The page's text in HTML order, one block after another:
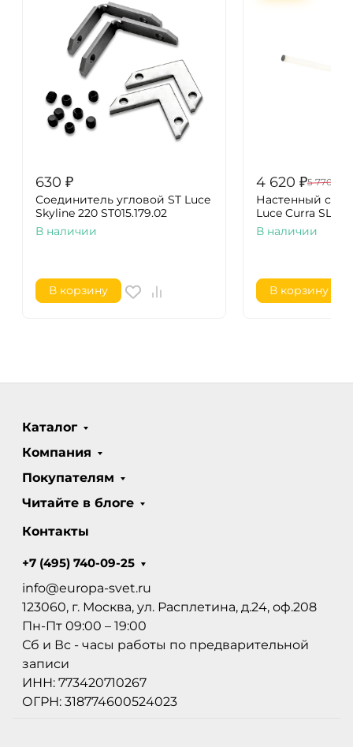
630 ₽
Соединитель угловой ST Luce
Skyline 220 ST015.179.02
В наличии
В корзину
4 620 ₽5 770
Настенный
Luce Curra
В наличии
В корзину
Каталог
Компания
Покупателям
Читайте в блоге
Контакты
+7 (495) 740-09-25
info@europa-svet.ru
123060, г. Москва, ул. Расплетина, д.24, оф.208
Пн-Пт 09:00 – 19:00
Сб и Вс - часы работы по предварительной
записи
ИНН: 773420710267
ОГРН: 318774600524023